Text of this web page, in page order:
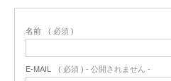
名前 ( 必須 )
E-MAIL ( 必須 ) - 公開されません -